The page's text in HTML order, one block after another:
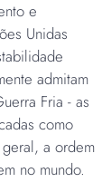
e
Unidas
admitam
Fria - as
como
a ordem
no mundo.